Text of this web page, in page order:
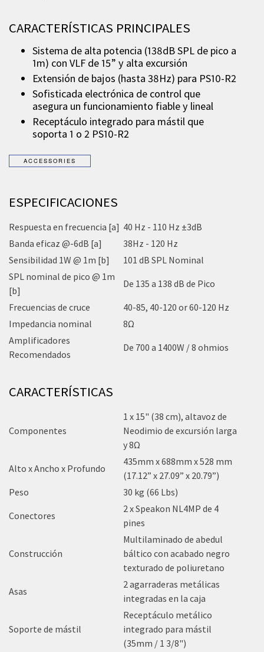
CARACTERÍSTICAS PRINCIPALES
Sistema de alta potencia (138dB SPL de pico a
1m) con VLF de 15” y alta excursión
Extensión de bajos (hasta 38Hz) para PS10-R2
Sofisticada electrónica de control que
asegura un funcionamiento fiable y lineal
Receptáculo integrado para mástil que
soporta 1 o 2 PS10-R2
ESPECIFICACIONES
Respuesta en frecuencia [a] 40 Hz - 110 Hz ±3dB
Banda eficaz @-6dB [a]
38Hz - 120 Hz
Sensibilidad 1W @ 1m [b]
101 dB SPL Nominal
SPL nominal de pico @ 1m
[b]
De 135 a 138 dB de Pico
Frecuencias de cruce
40-85, 40-120 or 60-120 Hz
Impedancia nominal
8Ω
Amplificadores
Recomendados
De 700 a 1400W / 8 ohmios
CARACTERÍSTICAS
Componentes
1 x 15" (38 cm), altavoz de
Neodimio de excursión larga
y 8Ω
Alto x Ancho x Profundo
435mm x 688mm x 528 mm
(17.12” x 27.09” x 20.79”)
Peso
30 kg (66 Lbs)
Conectores
2 x Speakon NL4MP de 4
pines
Construcción
Multilaminado de abedul
báltico con acabado negro
texturado de poliuretano
Asas
2 agarraderas metálicas
integradas en la caja
Soporte de mástil
Receptáculo metálico
integrado para mástil
(35mm / 1 3/8")